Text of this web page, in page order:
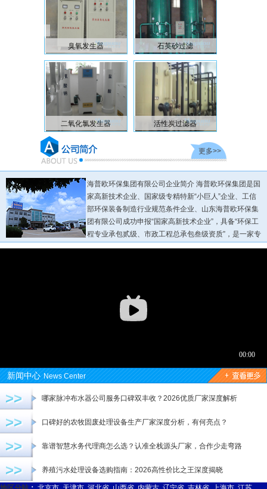
臭氧发生器
二氧化氯发生器
石英砂过滤
活性炭过滤器
更多>>
海普欧环保集团有限公司企业简介 海普欧环保集团是国
家高新技术企业、国家级专精特新“小巨人”企业、工信
部环保装备制造行业规范条件企业、山东海普欧环保集
团有限公司成功申报“国家高新技术企业”，具备“环保工
程专业承包贰级、市政工程总承包叁级资质”，是一家专
业从事各种环保设备研发生产销售为一体的现代化三A企业...
新闻中心 News Center
>> 哪家脉冲布水器公司服务口碑双丰收？2026优质厂家深度解析
>> 口碑好的农牧固废处理设备生产厂家深度分析，有何亮点？
>> 靠谱智慧水务代理商怎么选？认准全栈源头厂家，合作少走弯路
>> 养殖污水处理设备选购指南：2026高性价比之王深度揭晓